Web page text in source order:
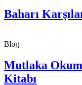
Baharı
Blog
Mutlaka
Kitabı